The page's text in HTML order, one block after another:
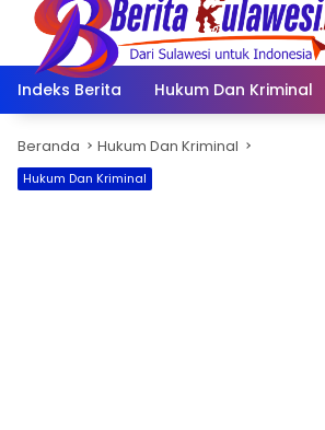
Langsung
konten
Indeks Berita
Hukum Dan Kriminal
Beranda Hukum Dan Kriminal
Hukum Dan Kriminal